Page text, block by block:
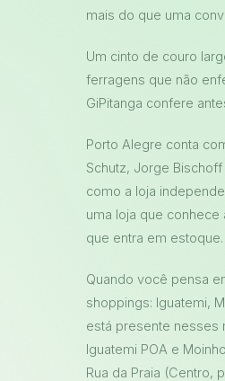
mais do que uma
Um cinto de couro
ferragens que não
GiPitanga confere
Porto Alegre conta
Schutz, Jorge
como a loja
uma loja que
que entra em estoque.
Quando você pensa
shoppings: Iguatemi,
está presente nesses
Iguatemi POA e
Rua da Praia (Centro,